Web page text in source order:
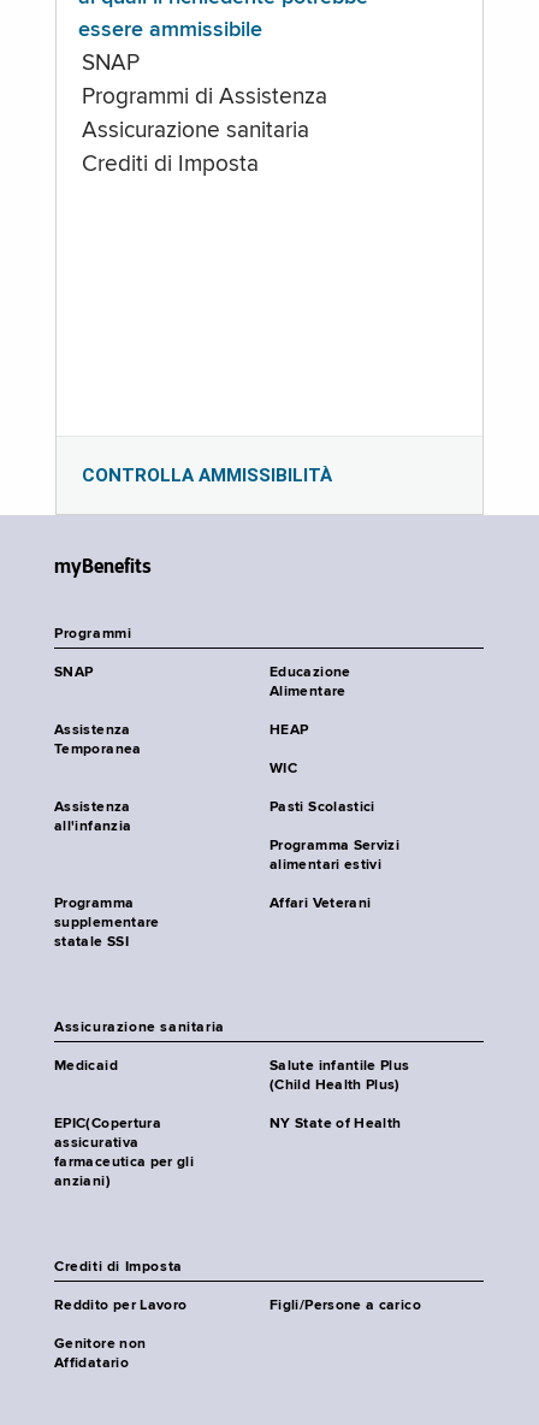
essere ammissibile
SNAP
Programmi di Assistenza
Assicurazione sanitaria
Crediti di Imposta
CONTROLLA AMMISSIBILITÀ
myBenefits
Programmi
SNAP
Educazione
Alimentare
Assistenza
Temporanea
HEAP
WIC
Assistenza
all'infanzia
Pasti Scolastici
Programma Servizi
alimentari estivi
Programma
supplementare
statale SSI
Affari Veterani
Assicurazione sanitaria
Medicaid
Salute infantile Plus
(Child Health Plus)
EPIC(Copertura
assicurativa
farmaceutica per gli
anziani)
NY State of Health
Crediti di Imposta
Reddito per Lavoro Figli/Persone a carico
Genitore non
Affidatario